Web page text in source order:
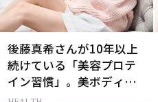
後藤真希さんが10年以上
続けている「美容プロテ
イン習慣」。美ボディを
支える朝ルーティンと